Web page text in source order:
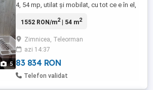
5
4, 54 mp, utilat și mobilat, cu tot ce e în el,
termica, frigider, aragaz și plita, mașină de
este acoperit, curat, vecini serioși...
Apartamentul inca mai necesita baia sa ...
1552 RON/m2| 54 m2
Zimnicea, Teleorman
azi 14:37
83 834 RON
Telefon validat